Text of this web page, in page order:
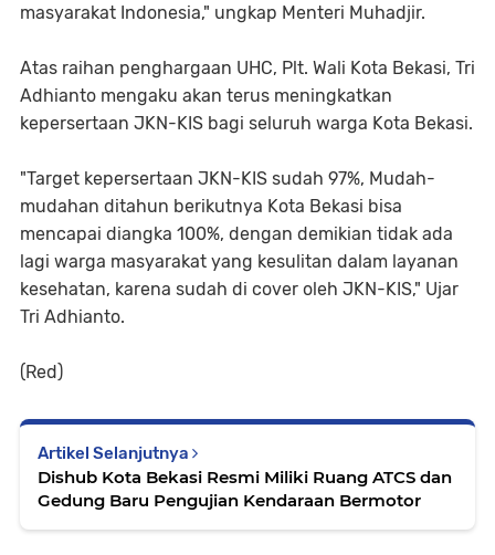
masyarakat Indonesia," ungkap Menteri Muhadjir.
Atas raihan penghargaan UHC, Plt. Wali Kota Bekasi, Tri
Adhianto mengaku akan terus meningkatkan
kepersertaan JKN-KIS bagi seluruh warga Kota Bekasi.
"Target kepersertaan JKN-KIS sudah 97%, Mudah-
mudahan ditahun berikutnya Kota Bekasi bisa
mencapai diangka 100%, dengan demikian tidak ada
lagi warga masyarakat yang kesulitan dalam layanan
kesehatan, karena sudah di cover oleh JKN-KIS," Ujar
Tri Adhianto.
(Red)
Artikel Selanjutnya
Dishub Kota Bekasi Resmi Miliki Ruang ATCS dan
Gedung Baru Pengujian Kendaraan Bermotor